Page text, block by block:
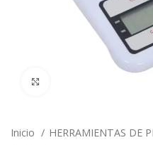
Inicio HERRAMIENTAS DE